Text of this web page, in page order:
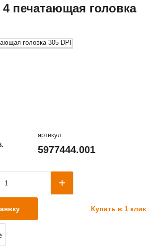
4 печатающая головка
артикул
5977444.001
+
Купить в 1 клик